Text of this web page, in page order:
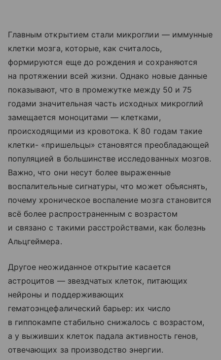
Главным открытием стали микроглии — иммунные
клетки мозга, которые, как считалось,
формируются еще до рождения и сохраняются
на протяжении всей жизни. Однако новые данные
показывают, что в промежутке между 50 и 75
годами значительная часть исходных микроглий
замещается моноцитами — клетками,
происходящими из кровотока. К 80 годам такие
клетки- «пришельцы» становятся преобладающей
популяцией в большинстве исследованных мозгов.
Важно, что они несут более выраженные
воспалительные сигнатуры, что может объяснять,
почему хроническое воспаление мозга становится
всё более распространенным с возрастом
и связано с такими расстройствами, как болезнь
Альцгеймера.
Другое неожиданное открытие касается
астроцитов — звездчатых клеток, питающих
нейроны и поддерживающих
гематоэнцефалический барьер: их число
в гиппокампе стабильно снижалось с возрастом,
а у выживших клеток падала активность генов,
отвечающих за производство энергии.